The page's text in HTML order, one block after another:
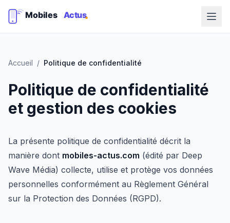
Accueil / Politique de confidentialité
Politique de confidentialité
et gestion des cookies
La présente politique de confidentialité décrit la
manière dont mobiles-actus.com (édité par Deep
Wave Média) collecte, utilise et protège vos données
personnelles conformément au Règlement Général
sur la Protection des Données (RGPD).